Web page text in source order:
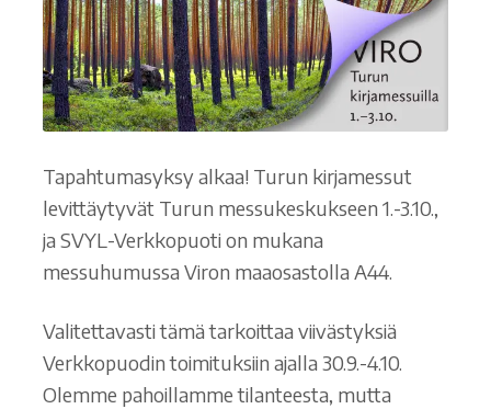
Tapahtumasyksy alkaa! Turun kirjamessut
levittäytyvät Turun messukeskukseen 1.-3.10.,
ja SVYL-Verkkopuoti on mukana
messuhumussa Viron maaosastolla A44.
Valitettavasti tämä tarkoittaa viivästyksiä
Verkkopuodin toimituksiin ajalla 30.9.-4.10.
Olemme pahoillamme tilanteesta, mutta